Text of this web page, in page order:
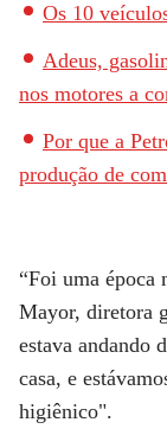
Os 10
Adeus,
nos motores a
Por que a
produção de
“Foi uma época
Mayor, diretora
estava andando
casa, e
higiênico".